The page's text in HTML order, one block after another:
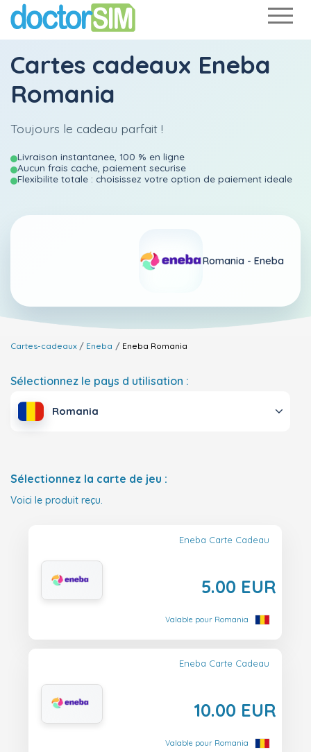
Cartes cadeaux Eneba
Romania
Toujours le cadeau parfait !
Livraison instantanee, 100 % en ligne
Aucun frais cache, paiement securise
Flexibilite totale : choisissez votre option de paiement ideale
Romania - Eneba
Cartes-cadeaux Eneba Eneba Romania
Sélectionnez le pays d utilisation :
Romania
Sélectionnez la carte de jeu :
Voici le produit reçu.
Eneba Carte Cadeau
5.00 EUR
Valable pour Romania
Eneba Carte Cadeau
10.00 EUR
Valable pour Romania